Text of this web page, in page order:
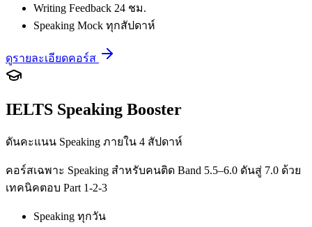
Writing Feedback 24 ชม.
Speaking Mock ทุกสัปดาห์
ดูรายละเอียดคอร์ส
IELTS Speaking Booster
ดันคะแนน Speaking ภายใน 4 สัปดาห์
คอร์สเฉพาะ Speaking สำหรับคนติด Band 5.5–6.0 ดันสู่ 7.0 ด้วย
เทคนิคตอบ Part 1-2-3
Speaking ทุกวัน